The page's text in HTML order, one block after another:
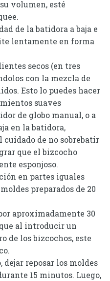
volumen, esté
de la batidora a baja e
lentamente en forma
secos (en tres
con la mezcla de
Esto lo puedes hacer
suaves
de globo manual, o a
en la batidora,
cuidado de no sobrebatir
que el bizcocho
esponjoso.
en partes iguales
preparados de 20
aproximadamente 30
al introducir un
de los bizcochos, este
reposar los moldes
15 minutos. Luego,